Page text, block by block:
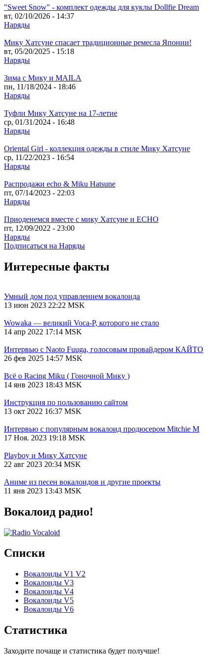
"Sweet Snow" - комплект одежды для куклы Dollfie Dream
вт, 02/10/2026 - 14:37
Наряды
Мику Хатсуне спасает традиционные ремесла Японии!
вт, 05/20/2025 - 15:18
Наряды
Зима с Мику и MAILA
пн, 11/18/2024 - 18:46
Наряды
Туфли Мику Хатсуне на 17-летие
ср, 01/31/2024 - 16:48
Наряды
Oriental Girl - коллекция одежды в стиле Мику Хатсуне
ср, 11/22/2023 - 16:54
Наряды
Распродажи echo & Miku Hatsune
пт, 07/14/2023 - 22:03
Наряды
Приоденемся вместе с мику Хатсуне и ECHO
пт, 12/09/2022 - 23:00
Наряды
Подписаться на Наряды
Интересные факты
Умный дом под управлением вокалоида
13 июн 2023 22:22 MSK
Wowaka — великий Voca-P, которого не стало
14 апр 2022 17:14 MSK
Интервью с Naoto Fuuga, голосовым провайдером КАЙТО
26 фев 2025 14:57 MSK
Всё о Racing Miku ( Гоночной Мику )
14 янв 2023 18:43 MSK
Инструкция по пользованию сайтом
13 окт 2022 16:37 MSK
Интервью с популярным вокалоид продюсером Mitchie М
17 Ноя. 2023 19:18 MSK
Playboy и Мику Хатсуне
22 авг 2023 20:34 MSK
Аниме из песен вокалоидов и другие проекты
11 янв 2023 13:43 MSK
Вокалоид радио!
Списки
Вокалоиды V1 V2
Вокалоиды V3
Вокалоиды V4
Вокалоиды V5
Вокалоиды V6
Статистика
Заходите почаще и статистика будет получше!